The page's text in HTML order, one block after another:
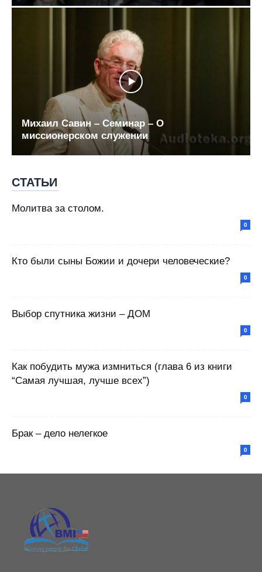
Михаил Савин – Семинар – О
миссионерском служении
СТАТЬИ
Молитва за столом.
0
Кто были сыны Божии и дочери человеческие?
0
Выбор спутника жизни – ДОМ
0
Как побудить мужа измниться (глава 6 из книги
“Самая лучшая, лучше всех”)
0
Брак – дело нелегкое
0